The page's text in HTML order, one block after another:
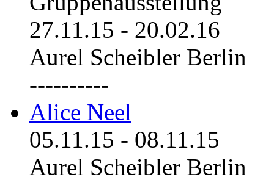
27.11.15 - 20.02.16
Aurel Scheibler Berlin
----------
Alice Neel
05.11.15 - 08.11.15
Aurel Scheibler Berlin